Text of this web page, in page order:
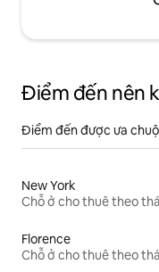
Điểm đến nên
Điểm đến được ưa
New York
Chỗ ở cho thuê theo
Florence
Chỗ ở cho thuê theo